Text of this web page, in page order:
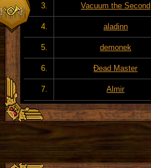
3. Vacuum the Second
4. aladinn
5. demonek
6. Đead Master
7. Almir